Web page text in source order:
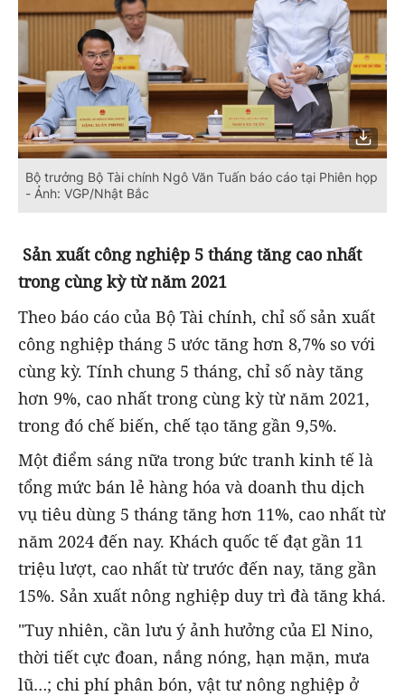
Bộ trưởng Bộ Tài chính Ngô Văn Tuấn báo cáo tại Phiên họp
- Ảnh: VGP/Nhật Bắc
Sản xuất công nghiệp 5 tháng tăng cao nhất
trong cùng kỳ từ năm 2021
Theo báo cáo của Bộ Tài chính, chỉ số sản xuất
công nghiệp tháng 5 ước tăng hơn 8,7% so với
cùng kỳ. Tính chung 5 tháng, chỉ số này tăng
hơn 9%, cao nhất trong cùng kỳ từ năm 2021,
trong đó chế biến, chế tạo tăng gần 9,5%.
Một điểm sáng nữa trong bức tranh kinh tế là
tổng mức bán lẻ hàng hóa và doanh thu dịch
vụ tiêu dùng 5 tháng tăng hơn 11%, cao nhất từ
năm 2024 đến nay. Khách quốc tế đạt gần 11
triệu lượt, cao nhất từ trước đến nay, tăng gần
15%. Sản xuất nông nghiệp duy trì đà tăng khá.
"Tuy nhiên, cần lưu ý ảnh hưởng của El Nino,
thời tiết cực đoan, nắng nóng, hạn mặn, mưa
lũ…; chi phí phân bón, vật tư nông nghiệp ở